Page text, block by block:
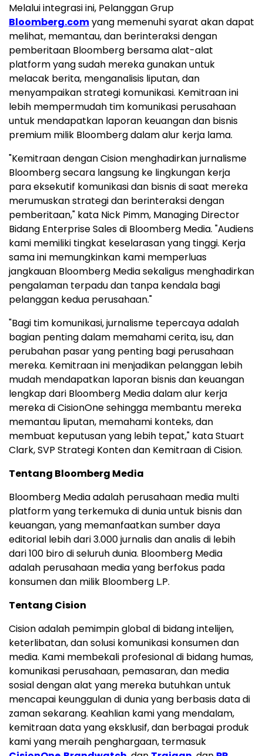
Melalui integrasi ini, Pelanggan Grup
Bloomberg.comyang memenuhi syarat akan dapat
melihat, memantau, dan berinteraksi dengan
pemberitaan Bloomberg bersama alat-alat
platform yang sudah mereka gunakan untuk
melacak berita, menganalisis liputan, dan
menyampaikan strategi komunikasi. Kemitraan ini
lebih mempermudah tim komunikasi perusahaan
untuk mendapatkan laporan keuangan dan bisnis
premium milik Bloomberg dalam alur kerja lama.
"Kemitraan dengan Cision menghadirkan jurnalisme
Bloomberg secara langsung ke lingkungan kerja
para eksekutif komunikasi dan bisnis di saat mereka
merumuskan strategi dan berinteraksi dengan
pemberitaan," kata Nick Pimm, Managing Director
Bidang Enterprise Sales di Bloomberg Media. "Audiens
kami memiliki tingkat keselarasan yang tinggi. Kerja
sama ini memungkinkan kami memperluas
jangkauan Bloomberg Media sekaligus menghadirkan
pengalaman terpadu dan tanpa kendala bagi
pelanggan kedua perusahaan."
"Bagi tim komunikasi, jurnalisme tepercaya adalah
bagian penting dalam memahami cerita, isu, dan
perubahan pasar yang penting bagi perusahaan
mereka. Kemitraan ini menjadikan pelanggan lebih
mudah mendapatkan laporan bisnis dan keuangan
lengkap dari Bloomberg Media dalam alur kerja
mereka di CisionOne sehingga membantu mereka
memantau liputan, memahami konteks, dan
membuat keputusan yang lebih tepat," kata Stuart
Clark, SVP Strategi Konten dan Kemitraan di Cision.
Tentang Bloomberg Media
Bloomberg Media adalah perusahaan media multi
platform yang terkemuka di dunia untuk bisnis dan
keuangan, yang memanfaatkan sumber daya
editorial lebih dari 3.000 jurnalis dan analis di lebih
dari 100 biro di seluruh dunia. Bloomberg Media
adalah perusahaan media yang berfokus pada
konsumen dan milik Bloomberg L.P.
Tentang Cision
Cision adalah pemimpin global di bidang intelijen,
keterlibatan, dan solusi komunikasi konsumen dan
media. Kami membekali profesional di bidang humas,
komunikasi perusahaan, pemasaran, dan media
sosial dengan alat yang mereka butuhkan untuk
mencapai keunggulan di dunia yang berbasis data di
zaman sekarang. Keahlian kami yang mendalam,
kemitraan data yang eksklusif, dan berbagai produk
kami yang meraih penghargaan, termasuk